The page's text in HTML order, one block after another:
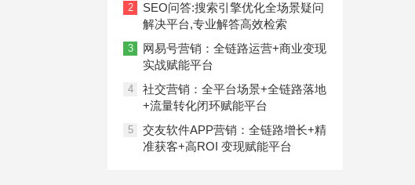
2
SEO问答:搜索引擎优化全场景疑问
解决平台,专业解答高效检索
3
网易号营销：全链路运营+商业变现
实战赋能平台
4
社交营销：全平台场景+全链路落地
+流量转化闭环赋能平台
5
交友软件APP营销：全链路增长+精
准获客+高ROI 变现赋能平台